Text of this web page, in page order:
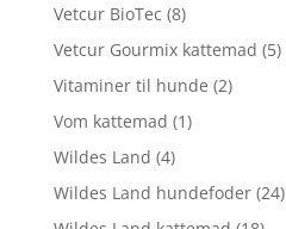
Vetcur BioTec (8)
Vetcur Gourmix kattemad (5)
Vitaminer til hunde (2)
Vom kattemad (1)
Wildes Land (4)
Wildes Land hundefoder (24)